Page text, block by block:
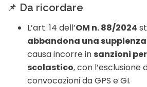
📌 Da ricordare
L’art. 14 dell’OM n. 88/2024
abbandona una supplenza
causa incorre in sanzioni
scolastico, con l’esclusione
convocazioni da GPS e GI.